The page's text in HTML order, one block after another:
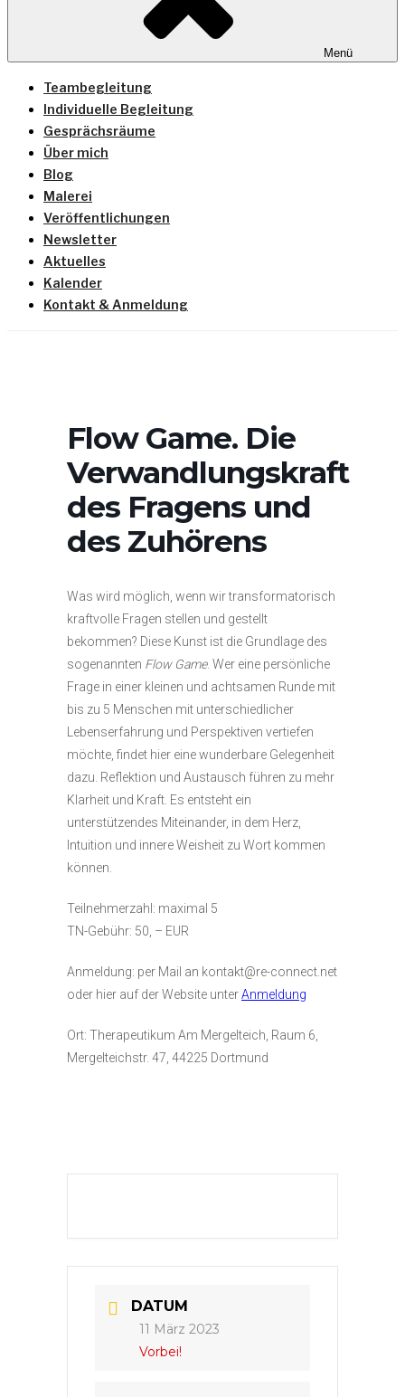
Menü
Teambegleitung
Individuelle Begleitung
Gesprächsräume
Über mich
Blog
Malerei
Veröffentlichungen
Newsletter
Aktuelles
Kalender
Kontakt & Anmeldung
Flow Game. Die
Verwandlungskraft
des Fragens und
des Zuhörens
Was wird möglich, wenn wir transformatorisch
kraftvolle Fragen stellen und gestellt
bekommen? Diese Kunst ist die Grundlage des
sogenannten Flow Game. Wer eine persönliche
Frage in einer kleinen und achtsamen Runde mit
bis zu 5 Menschen mit unterschiedlicher
Lebenserfahrung und Perspektiven vertiefen
möchte, findet hier eine wunderbare Gelegenheit
dazu. Reflektion und Austausch führen zu mehr
Klarheit und Kraft. Es entsteht ein
unterstützendes Miteinander, in dem Herz,
Intuition und innere Weisheit zu Wort kommen
können.
Teilnehmerzahl: maximal 5
TN-Gebühr: 50, – EUR
Anmeldung: per Mail an kontakt@re-connect.net
oder hier auf der Website unterAnmeldung
Ort: Therapeutikum Am Mergelteich, Raum 6,
Mergelteichstr. 47, 44225 Dortmund
DATUM
11 März 2023
Vorbei!